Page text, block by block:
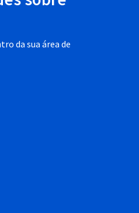
da sua área de